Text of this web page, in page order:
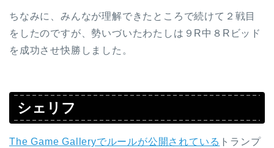
ちなみに、みんなが理解できたところで続けて２戦目
をしたのですが、勢いづいたわたしは９R中８Rビッド
を成功させ快勝しました。
シェリフ
The Game Galleryでルールが公開されている トランプ